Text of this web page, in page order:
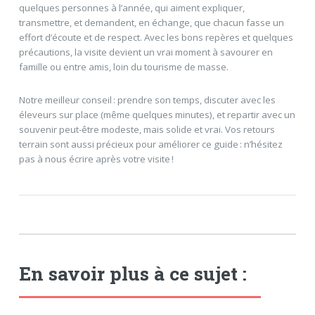
quelques personnes à l’année, qui aiment expliquer,
transmettre, et demandent, en échange, que chacun fasse un
effort d’écoute et de respect. Avec les bons repères et quelques
précautions, la visite devient un vrai moment à savourer en
famille ou entre amis, loin du tourisme de masse.
Notre meilleur conseil : prendre son temps, discuter avec les
éleveurs sur place (même quelques minutes), et repartir avec un
souvenir peut-être modeste, mais solide et vrai. Vos retours
terrain sont aussi précieux pour améliorer ce guide : n’hésitez
pas à nous écrire après votre visite !
En savoir plus à ce sujet :